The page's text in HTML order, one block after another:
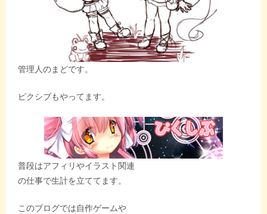
管理人のまどです。
ピクシブもやってます。
普段はアフィリやイラスト関連
の仕事で生計を立ててます。
このブログでは自作ゲームや